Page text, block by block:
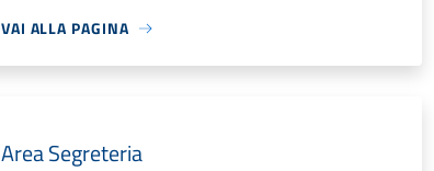
VAI ALLA PAGINA
Area Segreteria